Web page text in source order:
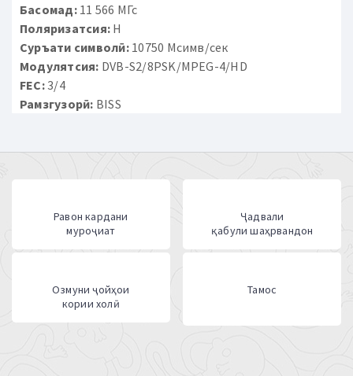
Басомад:11 566 МГс
Поляризатсия: H
Суръати символӣ:10750 Мсимв/сек
Модулятсия: DVB-S2/8PSK/MPEG-4/HD
FEC:3/4
Рамзгузорӣ: BISS
Равон кардани
муроҷиат
Ҷадвали
қабули шаҳрвандон
Озмуни ҷойҳои
кории холӣ
Тамос